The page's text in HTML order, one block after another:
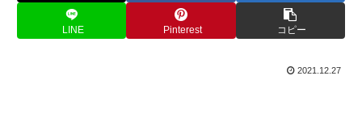
LINE Pinterest コピー
2021.12.27